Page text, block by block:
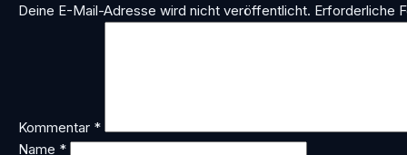
Deine E-Mail-Adresse wird nicht veröffentlicht. Erforderliche
Kommentar *
Name *